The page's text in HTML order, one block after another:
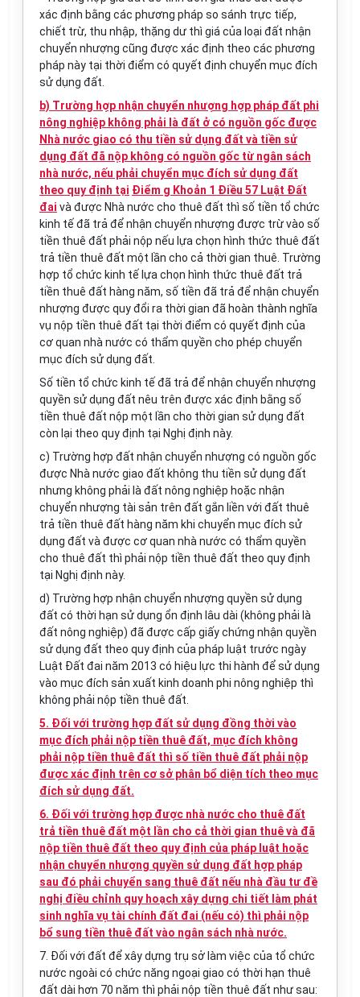
xác định bằng các phương pháp so sánh trực tiếp,
chiết trừ, thu nhập, thặng dư thì giá của loại đất nhận
chuyển nhượng cũng được xác định theo các phương
pháp này tại thời điểm có quyết định chuyển mục đích
sử dụng đất.
b) Trường hợp nhận chuyển nhượng hợp pháp đất phi
nông nghiệp không phải là đất ở có nguồn gốc được
Nhà nước giao có thu tiền sử dụng đất và tiền sử
dụng đất đã nộp không có nguồn gốc từ ngân sách
nhà nước, nếu phải chuyển mục đích sử dụng đất
theo quy định tại Điểm g Khoản 1 Điều 57 Luật Đất
đai và được Nhà nước cho thuê đất thì số tiền tổ chức
kinh tế đã trả để nhận chuyển nhượng được trừ vào số
tiền thuê đất phải nộp nếu lựa chọn hình thức thuê đất
trả tiền thuê đất một lần cho cả thời gian thuê. Trường
hợp tổ chức kinh tế lựa chọn hình thức thuê đất trả
tiền thuê đất hàng năm, số tiền đã trả để nhận chuyển
nhượng được quy đổi ra thời gian đã hoàn thành nghĩa
vụ nộp tiền thuê đất tại thời điểm có quyết định của
cơ quan nhà nước có thẩm quyền cho phép chuyển
mục đích sử dụng đất.
Số tiền tổ chức kinh tế đã trả để nhận chuyển nhượng
quyền sử dụng đất nêu trên được xác định bằng số
tiền thuê đất nộp một lần cho thời gian sử dụng đất
còn lại theo quy định tại Nghị định này.
c) Trường hợp đất nhận chuyển nhượng có nguồn gốc
được Nhà nước giao đất không thu tiền sử dụng đất
nhưng không phải là đất nông nghiệp hoặc nhận
chuyển nhượng tài sản trên đất gắn liền với đất thuê
trả tiền thuê đất hàng năm khi chuyển mục đích sử
dụng đất và được cơ quan nhà nước có thẩm quyền
cho thuê đất thì phải nộp tiền thuê đất theo quy định
tại Nghị định này.
d) Trường hợp nhận chuyển nhượng quyền sử dụng
đất có thời hạn sử dụng ổn định lâu dài (không phải là
đất nông nghiệp) đã được cấp giấy chứng nhận quyền
sử dụng đất theo quy định của pháp luật trước ngày
Luật Đất đai năm 2013 có hiệu lực thi hành để sử dụng
vào mục đích sản xuất kinh doanh phi nông nghiệp thì
không phải nộp tiền thuê đất
5. Đối với trường hợp đất sử dụng đồng thời vào
mục đích phải nộp tiền thuê đất, mục đích không
phải nộp tiền thuê đất thì số tiền thuê đất phải nộp
được xác định trên cơ sở phân bổ diện tích theo mục
đích sử dụng đất.
6. Đối với trường hợp được nhà nước cho thuê đất
trả tiền thuê đất một lần cho cả thời gian thuê và đã
nộp tiền thuê đất theo quy định của pháp luật hoặc
nhận chuyển nhượng quyền sử dụng đất hợp pháp
sau đó phải chuyển sang thuê đất nếu nhà đầu tư đề
nghị điều chỉnh quy hoạch xây dựng chi tiết làm phát
sinh nghĩa vụ tài chính đất đai (nếu có) thì phải nộp
bổ sung tiền thuê đất vào ngân sách nhà nước.
7. Đối với đất để xây dựng trụ sở làm việc của tổ chức
nước ngoài có chức năng ngoại giao có thời hạn thuê
đất dài hơn 70 năm thì phải nộp tiền thuê đất như sau: